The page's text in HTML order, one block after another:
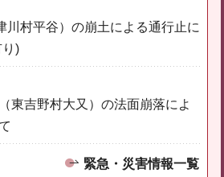
川村平谷）の崩土による通行止に
)
東吉野村大又）の法面崩落によ
緊急・災害情報一覧